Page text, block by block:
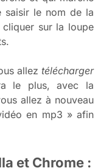
saisir le nom de la
sur la loupe
allez télécharger
le plus, avec la
allez à nouveau
en mp3 » afin
et Chrome :